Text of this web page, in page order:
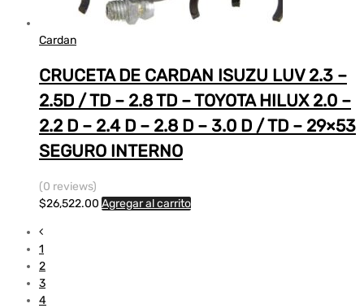
Cardan
CRUCETA DE CARDAN ISUZU LUV 2.3 –
2.5D / TD – 2.8 TD – TOYOTA HILUX 2.0 –
2.2 D – 2.4 D – 2.8 D – 3.0 D / TD – 29×53
SEGURO INTERNO
(0 reviews)
$26,522.00 Agregar al carrito
1
2
3
4